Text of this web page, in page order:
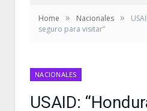
Home » Nacionales »
seguro para visitar”
NACIONALES
USAID: